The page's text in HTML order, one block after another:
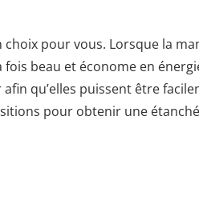
pour vous. Lorsque la
beau et économe en
qu’elles puissent être
pour obtenir une